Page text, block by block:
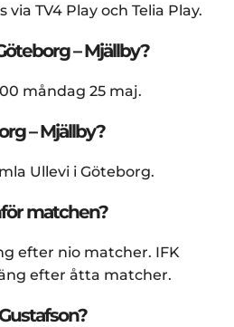
TV4 Play och Telia Play.
– Mjällby?
måndag 25 maj.
– Mjällby?
Ullevi i Göteborg.
matchen?
efter nio matcher. IFK
efter åtta matcher.